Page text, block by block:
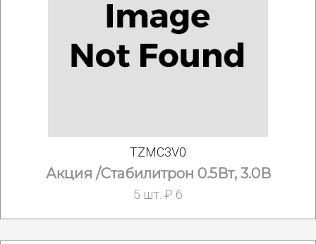
TZMC3V0
Акция /Стабилитрон 0.5Вт, 3.0В
5 шт. ₽ 6